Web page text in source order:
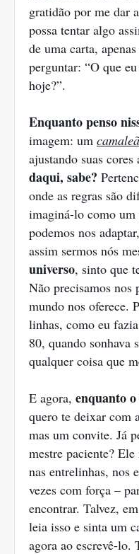
gratidão por me dar
possa tentar algo
de uma carta,
perguntar: “O que
hoje?”.
Enquanto penso
imagem: um
ajustando suas cores
daqui, sabe?
onde as regras são
imaginá-lo como
podemos nos
assim sermos nós
universo, sinto que
Não precisamos nos
mundo nos oferece.
linhas, como eu
80, quando sonhava
qualquer coisa que
E agora, enquanto
quero te deixar com
mas um convite. Já
mestre paciente?
nas entrelinhas, nos
vezes com força –
encontrar. Talvez,
leia isso e sinta um
agora ao escrevê-lo.